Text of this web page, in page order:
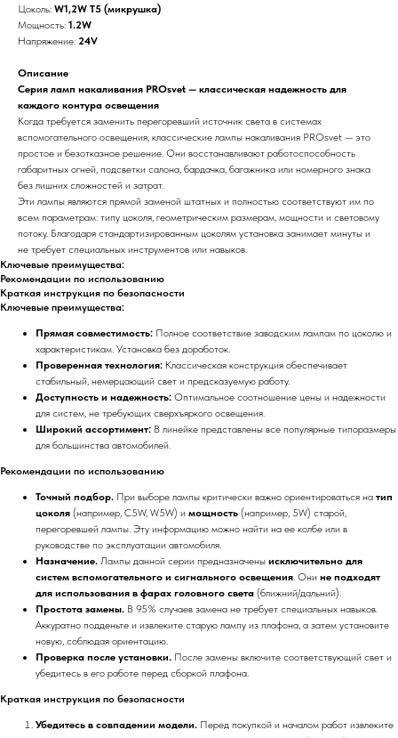
Цоколь: W1,2W T5 (микрушка)
Мощность: 1.2W
Напряжение: 24V
Описание
Серия ламп накаливания PROsvet — классическая надежность для
каждого контура освещения
Когда требуется заменить перегоревший источник света в системах
вспомогательного освещения, классические лампы накаливания PROsvet — это
простое и безотказное решение. Они восстанавливают работоспособность
габаритных огней, подсветки салона, бардачка, багажника или номерного знака
без лишних сложностей и затрат.
Эти лампы являются прямой заменой штатных и полностью соответствуют им по
всем параметрам: типу цоколя, геометрическим размерам, мощности и световому
потоку. Благодаря стандартизированным цоколям установка занимает минуты и
не требует специальных инструментов или навыков.
Ключевые преимущества:
Рекомендации по использованию
Краткая инструкция по безопасности
Ключевые преимущества:
Прямая совместимость: Полное соответствие заводским лампам по цоколю и
характеристикам. Установка без доработок.
Проверенная технология: Классическая конструкция обеспечивает
стабильный, немерцающий свет и предсказуемую работу.
Доступность и надежность: Оптимальное соотношение цены и надежности
для систем, не требующих сверхъяркого освещения.
Широкий ассортимент: В линейке представлены все популярные типоразмеры
для большинства автомобилей.
Рекомендации по использованию
Точный подбор. При выборе лампы критически важно ориентироваться на тип
цоколя (например, C5W, W5W) и мощность (например, 5W) старой,
перегоревшей лампы. Эту информацию можно найти на ее колбе или в
руководстве по эксплуатации автомобиля.
Назначение. Лампы данной серии предназначены исключительно для
систем вспомогательного и сигнального освещения. Они не подходят
для использования в фарах головного света (ближний/дальний).
Простота замены. В 95% случаев замена не требует специальных навыков.
Аккуратно подденьте и извлеките старую лампу из плафона, а затем установите
новую, соблюдая ориентацию.
Проверка после установки. После замены включите соответствующий свет и
убедитесь в его работе перед сборкой плафона.
Краткая инструкция по безопасности
Убедитесь в совпадении модели. Перед покупкой и началом работ извлеките